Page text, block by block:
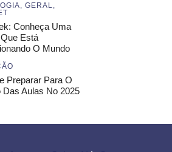
GERAL
Conheça Uma
Está
O Mundo
Preparar Para O
Das Aulas No 2025